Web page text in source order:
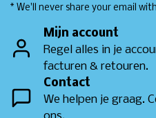
* We'll never share your email
Mijn account
Regel alles in je
facturen & retouren.
Contact
We helpen je graag.